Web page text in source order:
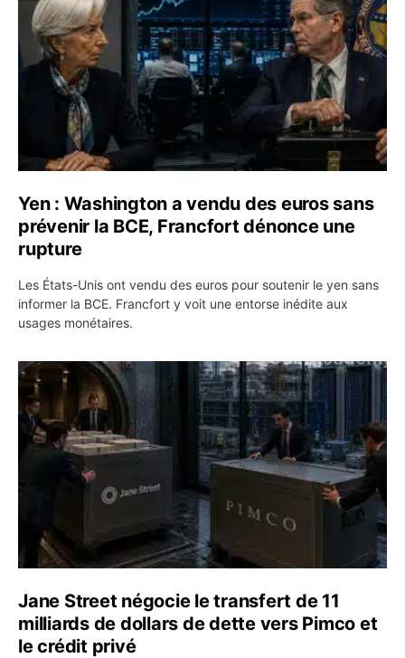
Yen : Washington a vendu des euros sans
prévenir la BCE, Francfort dénonce une
rupture
Les États-Unis ont vendu des euros pour soutenir le yen sans
informer la BCE. Francfort y voit une entorse inédite aux
usages monétaires.
Jane Street négocie le transfert de 11 milliards de
Jane Street négocie le transfert de 11
milliards de dollars de dette vers Pimco et
le crédit privé